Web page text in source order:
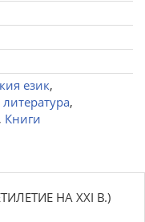
език,
,
, Книги
НА XXI В.)